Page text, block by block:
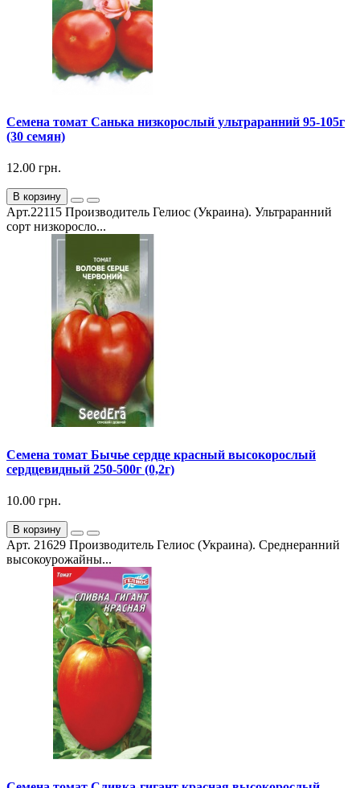
Семена томат Санька низкорослый ультраранний 95-105г
(30 семян)
12.00 грн.
В корзину
Арт.22115 Производитель Гелиос (Украина). Ультраранний
сорт низкоросло...
Семена томат Бычье сердце красный высокорослый
сердцевидный 250-500г (0,2г)
10.00 грн.
В корзину
Арт. 21629 Производитель Гелиос (Украина). Среднеранний
высокоурожайны...